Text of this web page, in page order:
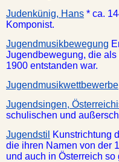
Judenkünig, Hans * ca.
Komponist.
Jugendmusikbewegung
Jugendbewegung, die
1900 entstanden war.
Jugendmusikwettbewerbe
Jugendsingen,
schulischen und
Jugendstil
Kunstrichtung
die ihren Namen von der
und auch in Österreich so